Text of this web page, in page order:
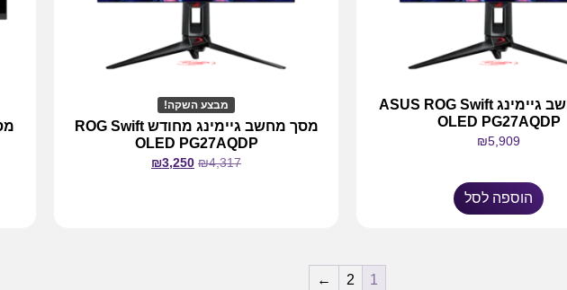
מסך מחשב גיימינג ASUS ROG Swift
OLED PG27AQDP
₪5,909
הוספה לסל
מבצע השקה!
מסך מחשב גיימינג מחודש ROG Swift
OLED PG27AQDP
₪4,317
₪3,250
1
2
←